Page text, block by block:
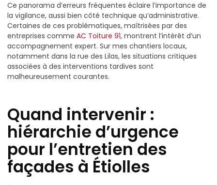
Ce panorama d’erreurs fréquentes éclaire l’importance de
la vigilance, aussi bien côté technique qu’administrative.
Certaines de ces problématiques, maîtrisées par des
entreprises comme AC Toiture 91, montrent l’intérêt d’un
accompagnement expert. Sur mes chantiers locaux,
notamment dans la rue des Lilas, les situations critiques
associées à des interventions tardives sont
malheureusement courantes.
Quand intervenir :
hiérarchie d’urgence
pour l’entretien des
façades à Étiolles